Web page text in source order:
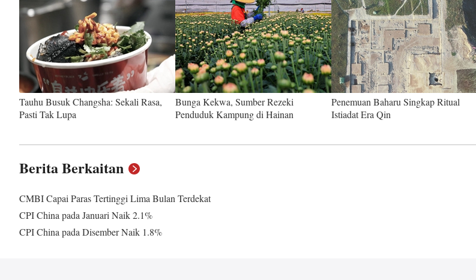
Tauhu Busuk Changsha: Sekali Rasa,
Pasti Tak Lupa
Bunga Kekwa, Sumber Rezeki
Penduduk Kampung di Hainan
Penemuan Baharu Singkap Ritual
Istiadat Era Qin
Berita Berkaitan
CMBI Capai Paras Tertinggi Lima Bulan Terdekat
CPI China pada Januari Naik 2.1%
CPI China pada Disember Naik 1.8%